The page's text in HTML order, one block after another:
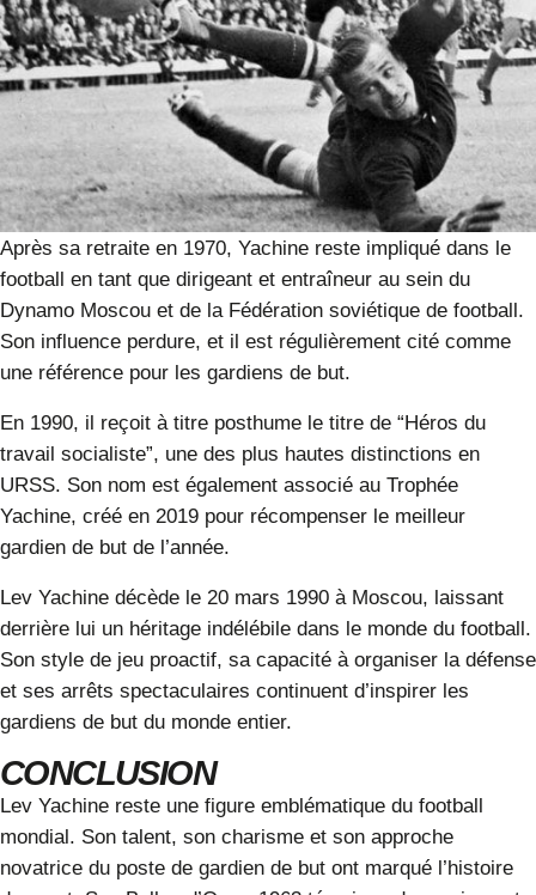
Après sa retraite en 1970, Yachine reste impliqué dans le
football en tant que dirigeant et entraîneur au sein du
Dynamo Moscou et de la Fédération soviétique de football.
Son influence perdure, et il est régulièrement cité comme
une référence pour les gardiens de but.
En 1990, il reçoit à titre posthume le titre de “Héros du
travail socialiste”, une des plus hautes distinctions en
URSS. Son nom est également associé au Trophée
Yachine, créé en 2019 pour récompenser le meilleur
gardien de but de l’année.
Lev Yachine décède le 20 mars 1990 à Moscou, laissant
derrière lui un héritage indélébile dans le monde du football.
Son style de jeu proactif, sa capacité à organiser la défense
et ses arrêts spectaculaires continuent d’inspirer les
gardiens de but du monde entier.
CONCLUSION
Lev Yachine reste une figure emblématique du football
mondial. Son talent, son charisme et son approche
novatrice du poste de gardien de but ont marqué l’histoire